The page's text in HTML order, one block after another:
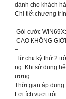
dành cho khách
Chi tiết chương
–
Gói cước
CAO KHÔNG
–
Từ chu kỳ thứ 2
ng. Khi sử dụng
ượng.
️Thời gian áp dụng
Lợi ích vượt trội: